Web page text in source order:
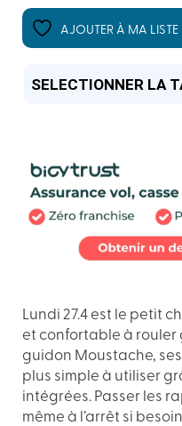
AJOUTER À MA LISTE
Lundi 27.4 est le petit
et confortable à rouler
guidon Moustache,
plus simple à utiliser
intégrées. Passer les
même à l’arrêt si